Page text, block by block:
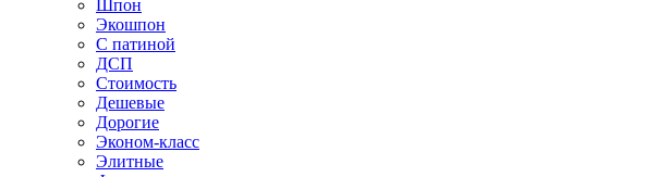
Шпон
Экошпон
С патиной
ДСП
Стоимость
Дешевые
Дорогие
Эконом-класс
Элитные